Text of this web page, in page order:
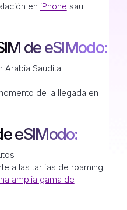
en iPhone sau
de eSIModo:
Arabia Saudita
de la llegada en
eSIModo:
a las tarifas de roaming
amplia gama de